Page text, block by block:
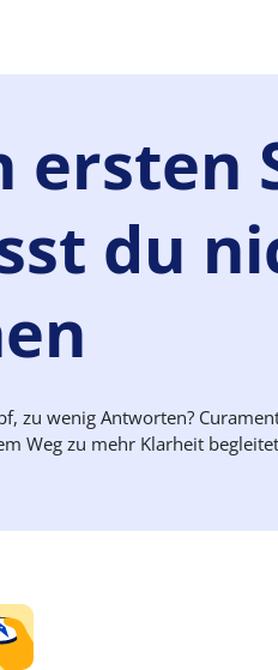
ersten
du
zu wenig Antworten?
Weg zu mehr Klarheit